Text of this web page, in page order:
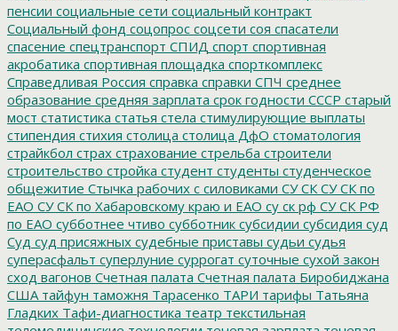
пенсии социальные сети социальный контракт
Социальный фонд соцопрос соцсети соя спасатели
спасение спецтранспорт СПИД спорт спортивная
акробатика спортивная площадка спорткомплекс
Справедливая Россия справка справки СПЧ среднее
образование средняя зарплата срок годности СССР старый
мост статистика статья стела стимулирующие выплаты
стипендия стихия столица столица ДфО стоматология
страйкбол страх страхование стрельба строители
строительство стройка студент студенты студенческое
общежитие Стычка рабочих с силовиками СУ СК СУ СК по
ЕАО СУ СК по Хабаровскому краю и ЕАО су ск рф СУ СК РФ
по ЕАО субботнее чтиво субботник субсидии субсидия суд
Суд суд присяжных судебные приставы судьи судья
суперасфальт суперлуние суррогат суточные сухой закон
сход вагонов Счетная палата Счетная палата Биробиджана
США тайфун таможня Тарасенко ТАРИ тарифы Татьяна
Гладких Тафи-диагностика театр текстильная